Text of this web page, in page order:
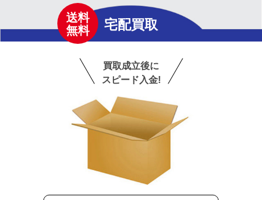
送料
無料
宅配買取
買取成立後に
スピード入金!